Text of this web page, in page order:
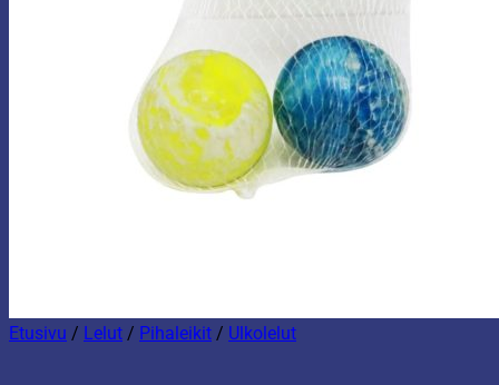
Etusivu / Lelut / Pihaleikit / Ulkolelut